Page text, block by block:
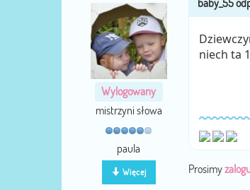
Wylogowany
mistrzyni słowa
paula
Więcej
niech ta
Prosimy